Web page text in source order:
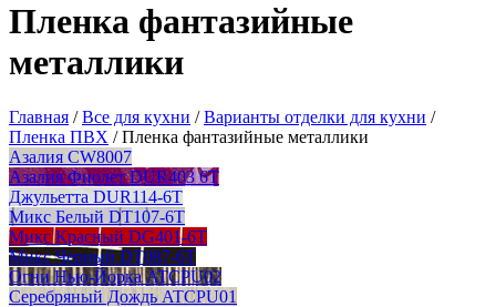
Пленка фантазийные
металлики
Главная /Все для кухни /Варианты отделки для кухни /
Пленка ПВХ /Пленка фантазийные металлики
Азалия CW8007
Азалия Фиолет DUR403 6T
Джульетта DUR114-6T
Микс Белый DT107-6T
Микс Красный DG401-6T
Микс Черный DT087-6T
Огни Нью-Йорка ATCPU02
Серебряный Дождь ATCPU01